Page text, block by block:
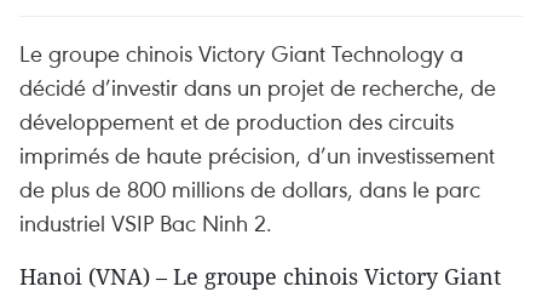
Le groupe chinois Victory Giant Technology a
décidé d’investir dans un projet de recherche, de
développement et de production des circuits
imprimés de haute précision, d’un investissement
de plus de 800 millions de dollars, dans le parc
industriel VSIP Bac Ninh 2.
Hanoi (VNA) – Le groupe chinois Victory Giant